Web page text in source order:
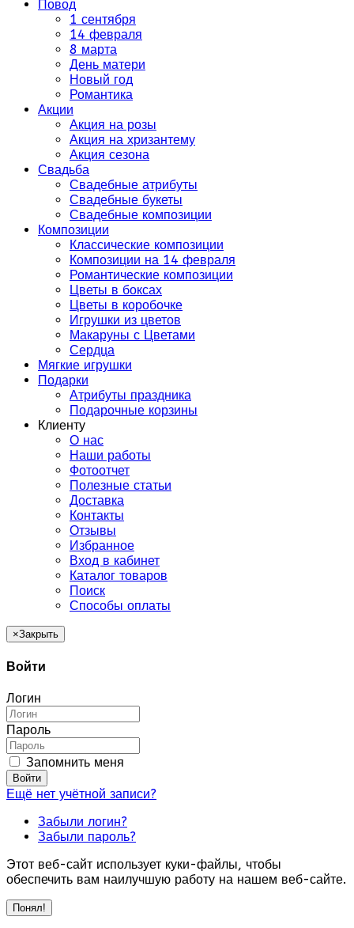
Повод
1 сентября
14 февраля
8 марта
День матери
Новый год
Романтика
Акции
Акция на розы
Акция на хризантему
Акция сезона
Свадьба
Свадебные атрибуты
Свадебные букеты
Свадебные композиции
Композиции
Классические композиции
Композиции на 14 февраля
Романтические композиции
Цветы в боксах
Цветы в коробочке
Игрушки из цветов
Макаруны с Цветами
Сердца
Мягкие игрушки
Подарки
Атрибуты праздника
Подарочные корзины
Клиенту
О нас
Наши работы
Фотоотчет
Полезные статьи
Доставка
Контакты
Отзывы
Избранное
Вход в кабинет
Каталог товаров
Поиск
Способы оплаты
×Закрыть
Войти
Логин
Пароль
Запомнить меня
Войти
Ещё нет учётной записи?
Забыли логин?
Забыли пароль?
Этот веб-сайт использует куки-файлы, чтобы
обеспечить вам наилучшую работу на нашем веб-сайте.
Понял!